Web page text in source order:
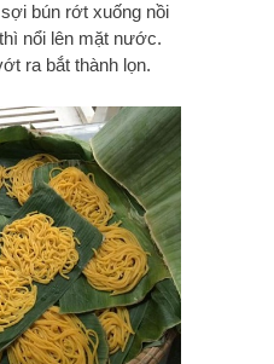
bún rớt xuống nồi
nổi lên mặt nước.
ra bắt thành lọn.